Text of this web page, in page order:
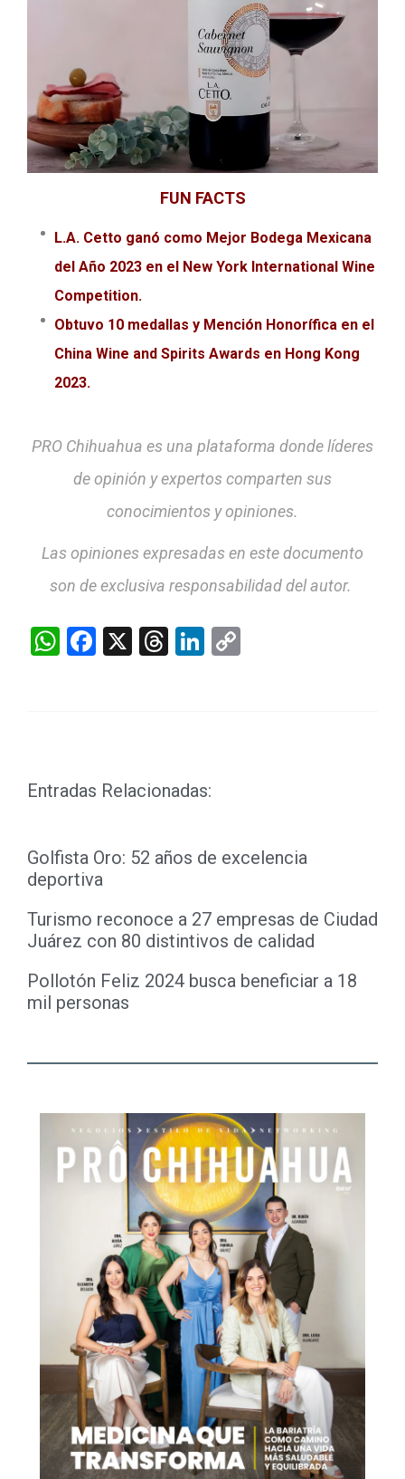
FUN FACTS
L.A. Cetto ganó como Mejor Bodega Mexicana
del Año 2023 en el New York International Wine
Competition.
Obtuvo 10 medallas y Mención Honorífica en el
China Wine and Spirits Awards en Hong Kong
2023.
PRO Chihuahua es una plataforma donde líderes
de opinión y expertos comparten sus
conocimientos y opiniones.
Las opiniones expresadas en este documento
son de exclusiva responsabilidad del autor.
WhatsApp
Facebook
X Threads
LinkedIn
Entradas Relacionadas:
Golfista Oro: 52 años de excelencia
deportiva
Turismo reconoce a 27 empresas de Ciudad
Juárez con 80 distintivos de calidad
Pollotón Feliz 2024 busca beneficiar a 18
mil personas